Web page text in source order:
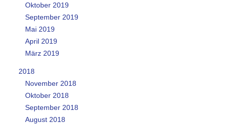
Oktober 2019
September 2019
Mai 2019
April 2019
März 2019
2018
November 2018
Oktober 2018
September 2018
August 2018